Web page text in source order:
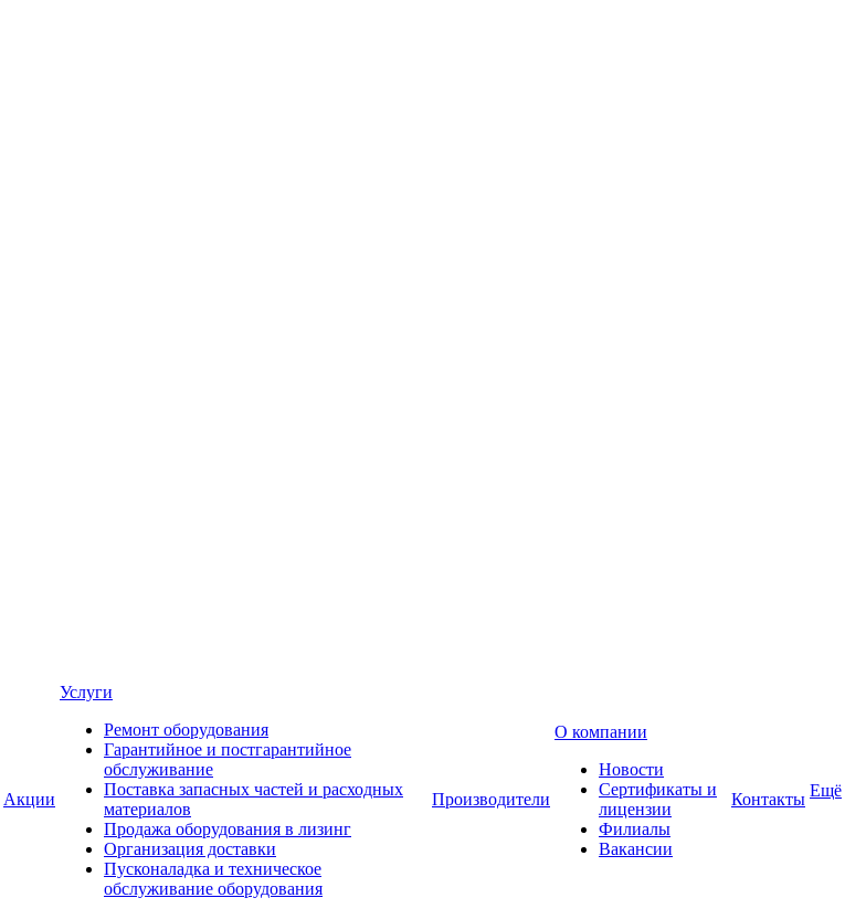
Акции
Услуги
Ремонт оборудования
Гарантийное и постгарантийное
обслуживание
Поставка запасных частей и расходных
материалов
Продажа оборудования в лизинг
Организация доставки
Пусконаладка и техническое
обслуживание оборудования
Производители
О компании
Новости
Сертификаты и
лицензии
Филиалы
Вакансии
Контакты Ещё